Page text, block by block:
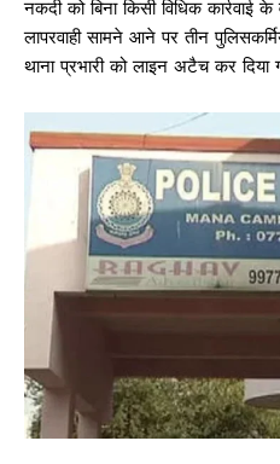
नकदी को बिना किसी विधिक कार्रवाई
लापरवाही सामने आने पर तीन
थाना प्रभारी को लाइन अटैच कर दिया